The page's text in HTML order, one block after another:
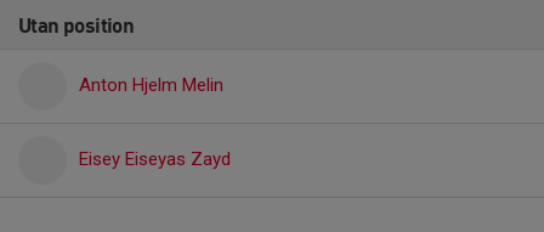
Utan position
Anton Hjelm Melin
Eisey Eiseyas Zayd